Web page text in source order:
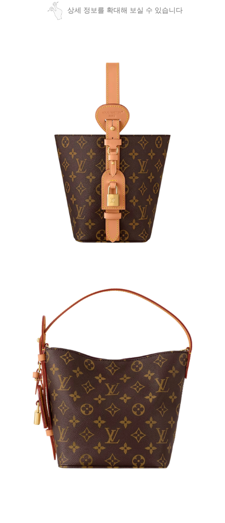
상세 정보를 확대해 보실 수 있습니다